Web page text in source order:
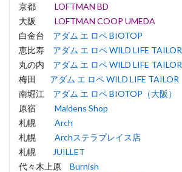
京都 LOFTMAN BD
大阪 LOFTMAN COOP UMEDA
白金台 アダム エ ロペ BIOTOP
恵比寿 アダム エ ロペ WILD LIFE TAILOR
丸の内 アダム エ ロペ WILD LIFE TAILOR
梅田 アダム エ ロペ WILD LIFE TAILOR
南堀江 アダム エ ロペ BIOTOP（大阪）
原宿 Maidens Shop
札幌 Arch
札幌 Archステラプレイス店
札幌
JUILLET
代々木上原 Burnish